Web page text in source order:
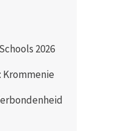
2026
Krommenie